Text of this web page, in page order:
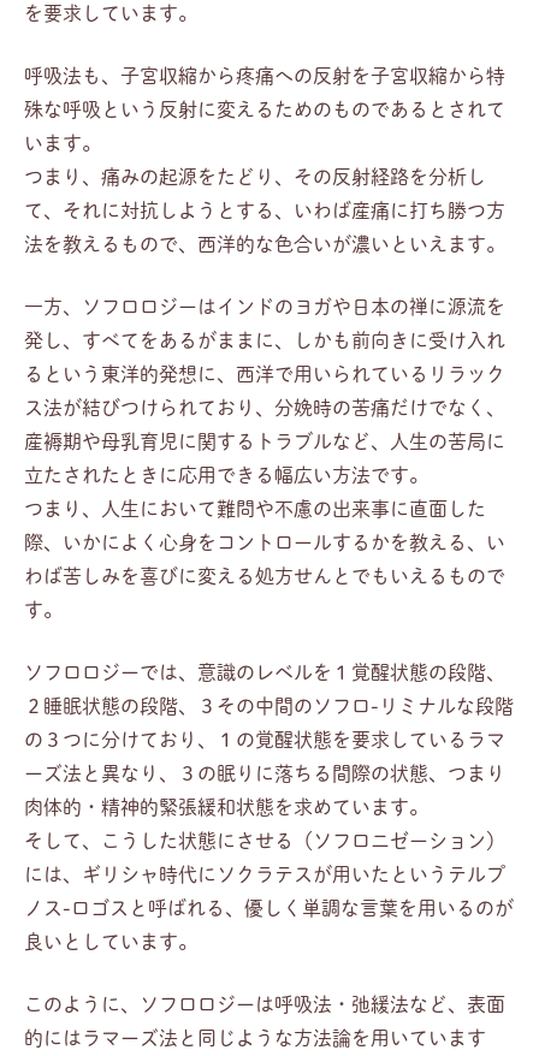
を要求しています。
呼吸法も、子宮収縮から疼痛への反射を子宮収縮から特
殊な呼吸という反射に変えるためのものであるとされて
います。
つまり、痛みの起源をたどり、その反射経路を分析し
て、それに対抗しようとする、いわば産痛に打ち勝つ方
法を教えるもので、西洋的な色合いが濃いといえます。
一方、ソフロロジーはインドのヨガや日本の禅に源流を
発し、すべてをあるがままに、しかも前向きに受け入れ
るという東洋的発想に、西洋で用いられているリラック
ス法が結びつけられており、分娩時の苦痛だけでなく、
産褥期や母乳育児に関するトラブルなど、人生の苦局に
立たされたときに応用できる幅広い方法です。
つまり、人生において難問や不慮の出来事に直面した
際、いかによく心身をコントロールするかを教える、い
わば苦しみを喜びに変える処方せんとでもいえるもので
す。
ソフロロジーでは、意識のレベルを１覚醒状態の段階、
２睡眠状態の段階、３その中間のソフロ-リミナルな段階
の３つに分けており、１の覚醒状態を要求しているラマ
ーズ法と異なり、３の眠りに落ちる間際の状態、つまり
肉体的・精神的緊張緩和状態を求めています。
そして、こうした状態にさせる（ソフロニゼーション）
には、ギリシャ時代にソクラテスが用いたというテルプ
ノス-ロゴスと呼ばれる、優しく単調な言葉を用いるのが
良いとしています。
このように、ソフロロジーは呼吸法・弛緩法など、表面
的にはラマーズ法と同じような方法論を用いています